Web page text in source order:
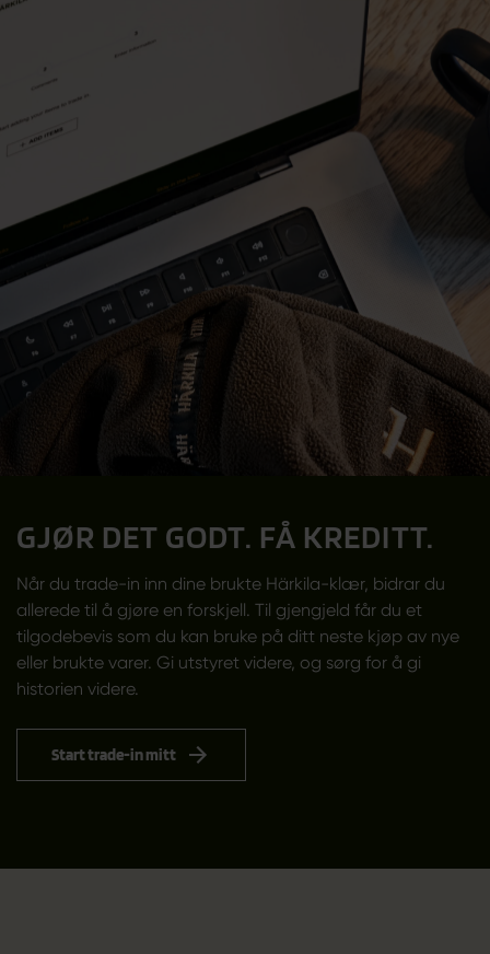
GJØR DET GODT. FÅ KREDITT.
Når du trade-in inn dine brukte Härkila-klær, bidrar du
allerede til å gjøre en forskjell. Til gjengjeld får du et
tilgodebevis som du kan bruke på ditt neste kjøp av nye
eller brukte varer. Gi utstyret videre, og sørg for å gi
historien videre.
Start trade-in mitt